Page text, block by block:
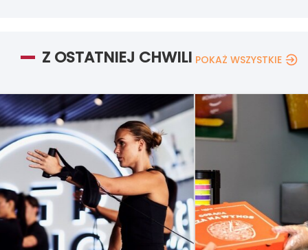
Z OSTATNIEJ CHWILI POKAŻ WSZYSTKIE